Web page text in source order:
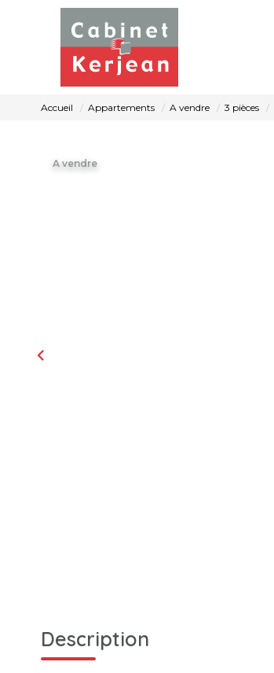
Accueil Appartements A vendre 3 pièces
A vendre
Description